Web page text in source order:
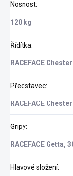
Nosnost:
120 kg
Řídítka:
RACEFACE
Představec:
RACEFACE
Gripy:
RACEFACE Getta,
Hlavové složení: